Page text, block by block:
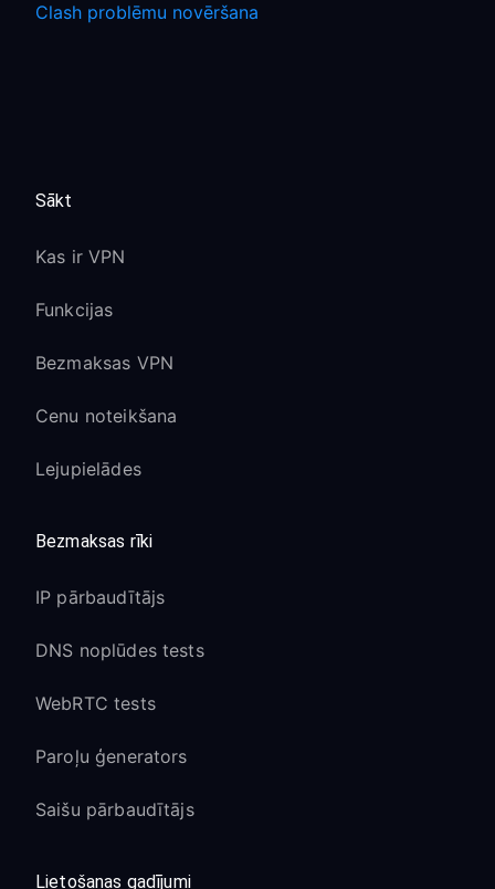
Clash problēmu novēršana
Sākt
Kas ir VPN
Funkcijas
Bezmaksas VPN
Cenu noteikšana
Lejupielādes
Bezmaksas rīki
IP pārbaudītājs
DNS noplūdes tests
WebRTC tests
Paroļu ģenerators
Saišu pārbaudītājs
Lietošanas gadījumi